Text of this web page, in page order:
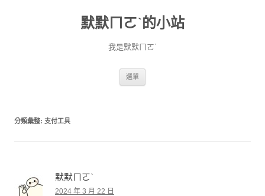
默默ㄇㄛˋ的小站
我是默默ㄇㄛˋ
選單
分類彙整: 支付工具
默默ㄇㄛˋ
2024 年 3 月 22 日